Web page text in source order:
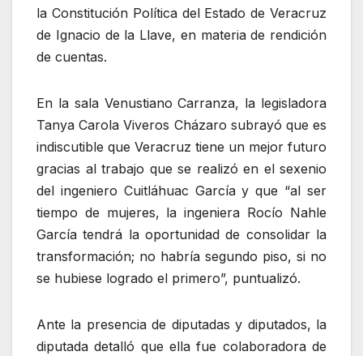
la Constitución Política del Estado de Veracruz
de Ignacio de la Llave, en materia de rendición
de cuentas.
En la sala Venustiano Carranza, la legisladora
Tanya Carola Viveros Cházaro subrayó que es
indiscutible que Veracruz tiene un mejor futuro
gracias al trabajo que se realizó en el sexenio
del ingeniero Cuitláhuac García y que “al ser
tiempo de mujeres, la ingeniera Rocío Nahle
García tendrá la oportunidad de consolidar la
transformación; no habría segundo piso, si no
se hubiese logrado el primero”, puntualizó.
Ante la presencia de diputadas y diputados, la
diputada detalló que ella fue colaboradora de